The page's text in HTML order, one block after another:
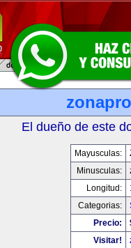
El dueño de este
Mayusculas:
Minusculas:
Longitud:
Categorias:
Precio:
Visitar!